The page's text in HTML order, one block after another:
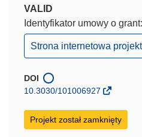
VALID
Identyfikator umowy o
(odnośnik
otworzy
w
nowym
Strona internetowa
DOI
10.3030/101006927
Projekt został zamknięty